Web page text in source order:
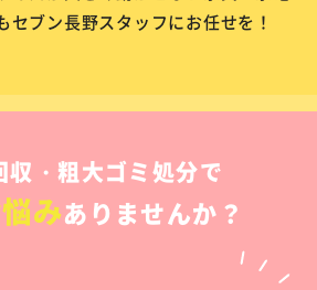
セブン長野スタッフにお任せを！
収・粗大ゴミ処分で
みありませんか？